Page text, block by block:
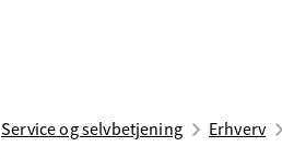
Service og selvbetjening Erhverv